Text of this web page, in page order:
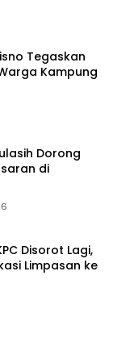
Tegaskan
Kampung
Dorong
di
Disorot Lagi,
Limpasan ke